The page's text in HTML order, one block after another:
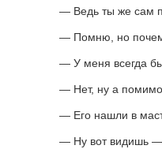
— Ведь ты же сам
— Помню, но
— У меня всегда
— Нет, ну а помимо
— Его нашли в
— Ну вот видишь —